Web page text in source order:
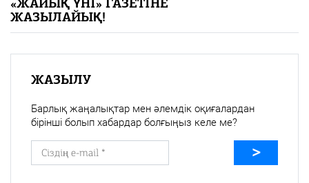
Каталог
«ЖАЙЫҚ ҮНІ» ГАЗЕТІНЕ
ЖАЗЫЛАЙЫҚ!
ЖАЗЫЛУ
Барлық жаңалықтар мен әлемдік оқиғалардан
бірінші болып хабардар болғыңыз келе ме?